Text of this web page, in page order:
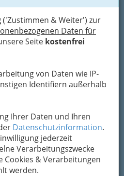
('Zustimmen & Weiter') zur
Daten für
Seite kostenfrei
von Daten wie IP-
Identifiern außerhalb
Ihrer Daten und Ihren
Datenschutzinformation.
jederzeit
Verarbeitungszwecke
Cookies & Verarbeitungen
werden.